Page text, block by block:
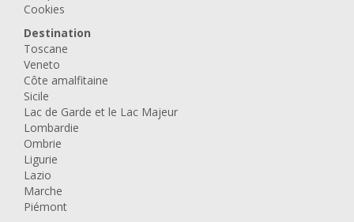
Cookies
Destination
Toscane
Veneto
Côte amalfitaine
Sicile
Lac de Garde et le Lac Majeur
Lombardie
Ombrie
Ligurie
Lazio
Marche
Piémont